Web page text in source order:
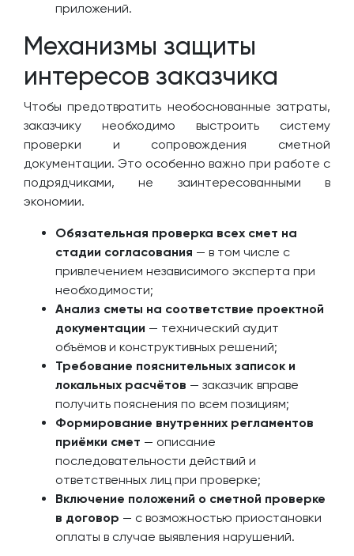
приложений.
Механизмы защиты
интересов заказчика
Чтобы предотвратить необоснованные затраты,
заказчику необходимо выстроить систему
проверки и сопровождения сметной
документации. Это особенно важно при работе с
подрядчиками, не заинтересованными в
экономии.
Обязательная проверка всех смет на
стадии согласования — в том числе с
привлечением независимого эксперта при
необходимости;
Анализ сметы на соответствие проектной
документации — технический аудит
объёмов и конструктивных решений;
Требование пояснительных записок и
локальных расчётов — заказчик вправе
получить пояснения по всем позициям;
Формирование внутренних регламентов
приёмки смет — описание
последовательности действий и
ответственных лиц при проверке;
Включение положений о сметной проверке
в договор — с возможностью приостановки
оплаты в случае выявления нарушений.